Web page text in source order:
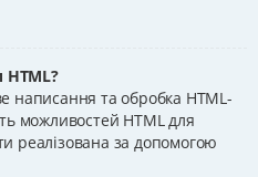
написання та обробка HTML-
можливостей HTML для
реалізована за допомогою